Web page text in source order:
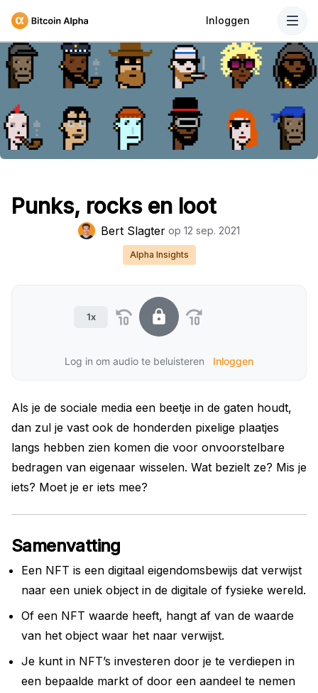
Inloggen
Punks, rocks en loot
Bert Slagter op 12 sep. 2021
Alpha Insights
1x
Log in om audio te beluisteren Inloggen
Als je de sociale media een beetje in de gaten houdt,
dan zul je vast ook de honderden pixelige plaatjes
langs hebben zien komen die voor onvoorstelbare
bedragen van eigenaar wisselen. Wat bezielt ze? Mis je
iets? Moet je er iets mee?
Samenvatting
Een NFT is een digitaal eigendomsbewijs dat verwijst
naar een uniek object in de digitale of fysieke wereld.
Of een NFT waarde heeft, hangt af van de waarde
van het object waar het naar verwijst.
Je kunt in NFT’s investeren door je te verdiepen in
een bepaalde markt of door een aandeel te nemen